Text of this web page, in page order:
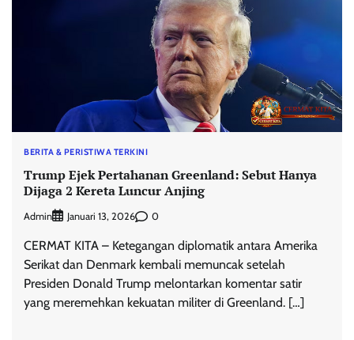
BERITA & PERISTIWA TERKINI
Trump Ejek Pertahanan Greenland: Sebut Hanya
Dijaga 2 Kereta Luncur Anjing
Admin Januari 13, 2026 0
CERMAT KITA – Ketegangan diplomatik antara Amerika
Serikat dan Denmark kembali memuncak setelah
Presiden Donald Trump melontarkan komentar satir
yang meremehkan kekuatan militer di Greenland. […]